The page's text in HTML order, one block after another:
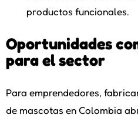
productos funcionales.
Oportunidades
para el sector
Para emprendedores,
de mascotas en Colombia